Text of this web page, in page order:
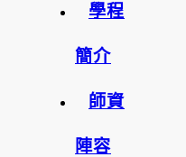
學程
簡介
師資
陣容